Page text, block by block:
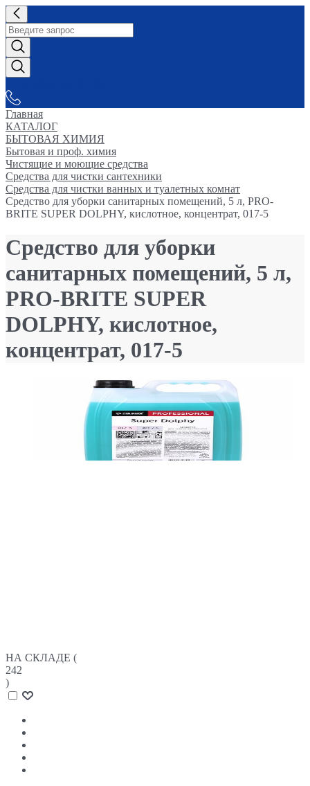
Главная
КАТАЛОГ
БЫТОВАЯ ХИМИЯ
Бытовая и проф. химия
Чистящие и моющие средства
Средства для чистки сантехники
Средства для чистки ванных и туалетных комнат
Средство для уборки санитарных помещений, 5 л, PRO-
BRITE SUPER DOLPHY, кислотное, концентрат, 017-5
Средство для уборки
санитарных помещений, 5 л,
PRO-BRITE SUPER
DOLPHY, кислотное,
концентрат, 017-5
НА СКЛАДЕ (
242
)